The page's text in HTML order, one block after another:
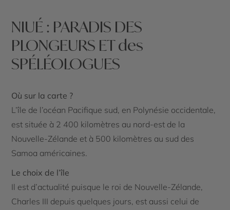
NIUÉ : PARADIS DES
PLONGEURS ET des
SPÉLÉOLOGUES
Où sur la carte ?
L’île de l’océan Pacifique sud, en Polynésie occidentale,
est située à 2 400 kilomètres au nord-est de la
Nouvelle-Zélande et à 500 kilomètres au sud des
Samoa américaines.
Le choix de l’île
Il est d’actualité puisque le roi de Nouvelle-Zélande,
Charles III depuis quelques jours, est aussi celui de